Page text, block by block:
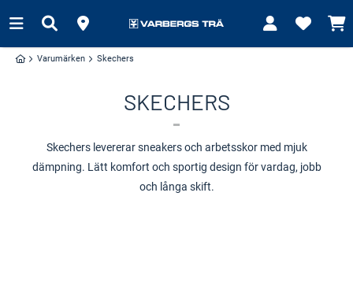
Varumärken Skechers
SKECHERS
Skechers levererar sneakers och arbetsskor med mjuk
dämpning. Lätt komfort och sportig design för vardag, jobb
och långa skift.